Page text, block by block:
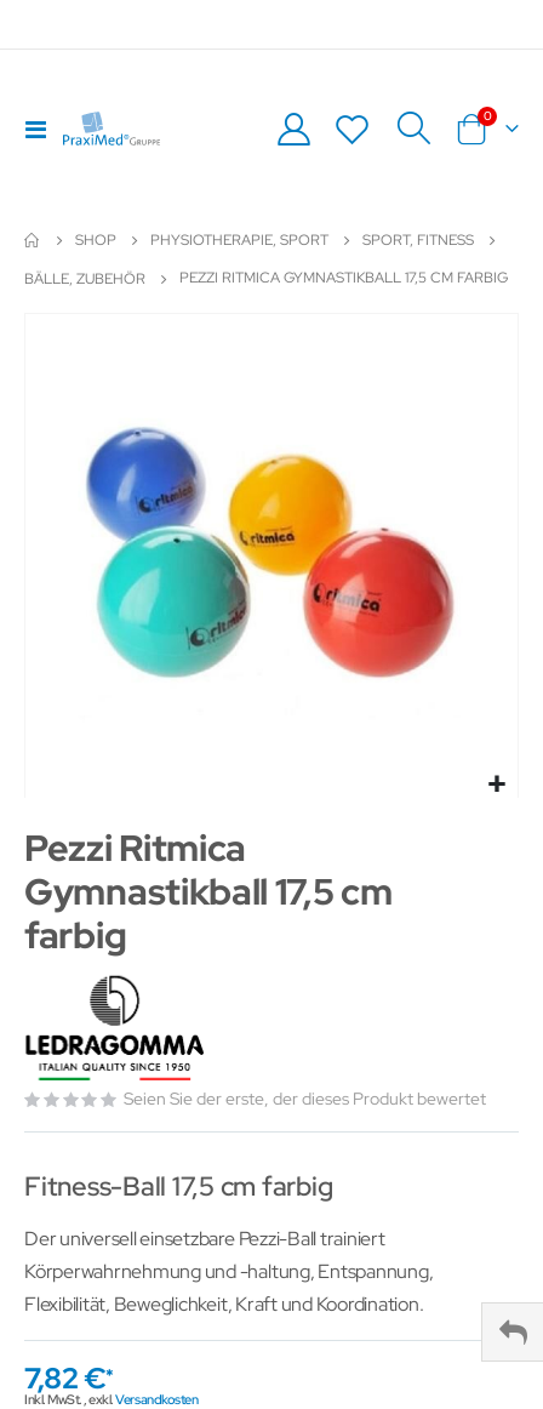
Navigation
umschalten
Warenkorb
0Artikel
SHOP PHYSIOTHERAPIE, SPORT
SPORT, FITNESS
BÄLLE, ZUBEHÖR
PEZZI RITMICA GYMNASTIKBALL 17,5 CM FARBIG
Pezzi Ritmica
Gymnastikball 17,5 cm
farbig
Seien Sie der erste, der dieses Produkt bewertet
Fitness-Ball 17,5 cm farbig
Der universell einsetzbare Pezzi-Ball trainiert
Körperwahrnehmung und -haltung, Entspannung,
Flexibilität, Beweglichkeit, Kraft und Koordination.
7,82 €
Inkl. MwSt.,exkl.Versandkosten